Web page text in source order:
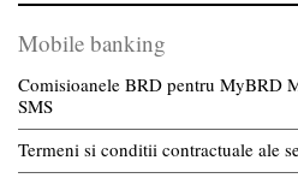
Mobile banking
Comisioanele BRD pentru MyBRD
SMS
Termeni si conditii contractuale ale